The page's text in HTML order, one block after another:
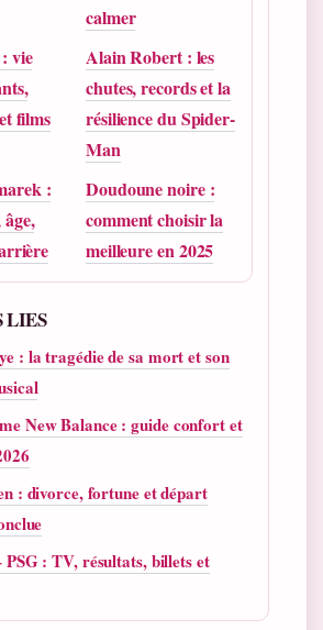
calmer
vie
films
Alain Robert : les
chutes, records et la
résilience du Spider-
Man
:
Doudoune noire :
comment choisir la
meilleure en 2025
LIES
: la tragédie de sa mort et son
New Balance : guide confort et
: divorce, fortune et départ
: TV, résultats, billets et